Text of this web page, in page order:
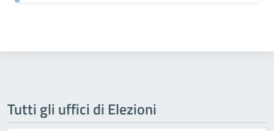
Tutti gli uffici di Elezioni